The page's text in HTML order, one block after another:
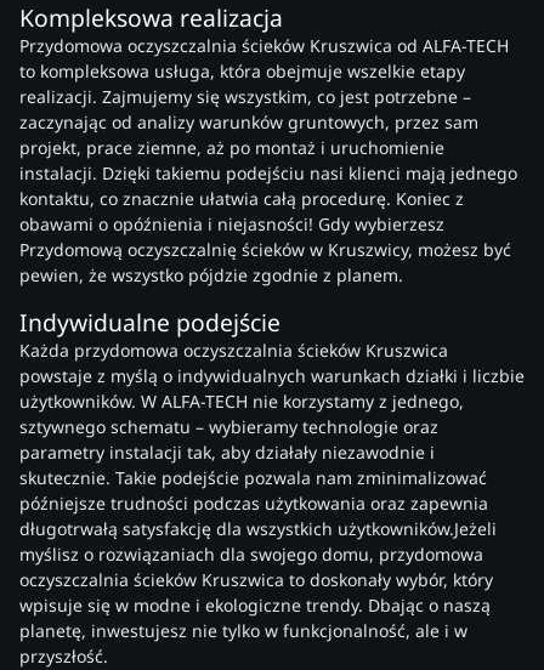
Kompleksowa realizacja
Przydomowa oczyszczalnia ścieków Kruszwica od ALFA-TECH
to kompleksowa usługa, która obejmuje wszelkie etapy
realizacji. Zajmujemy się wszystkim, co jest potrzebne –
zaczynając od analizy warunków gruntowych, przez sam
projekt, prace ziemne, aż po montaż i uruchomienie
instalacji. Dzięki takiemu podejściu nasi klienci mają jednego
kontaktu, co znacznie ułatwia całą procedurę. Koniec z
obawami o opóźnienia i niejasności! Gdy wybierzesz
Przydomową oczyszczalnię ścieków w Kruszwicy, możesz być
pewien, że wszystko pójdzie zgodnie z planem.
Indywidualne podejście
Każda przydomowa oczyszczalnia ścieków Kruszwica
powstaje z myślą o indywidualnych warunkach działki i liczbie
użytkowników. W ALFA-TECH nie korzystamy z jednego,
sztywnego schematu – wybieramy technologie oraz
parametry instalacji tak, aby działały niezawodnie i
skutecznie. Takie podejście pozwala nam zminimalizować
późniejsze trudności podczas użytkowania oraz zapewnia
długotrwałą satysfakcję dla wszystkich użytkowników.Jeżeli
myślisz o rozwiązaniach dla swojego domu, przydomowa
oczyszczalnia ścieków Kruszwica to doskonały wybór, który
wpisuje się w modne i ekologiczne trendy. Dbając o naszą
planetę, inwestujesz nie tylko w funkcjonalność, ale i w
przyszłość.